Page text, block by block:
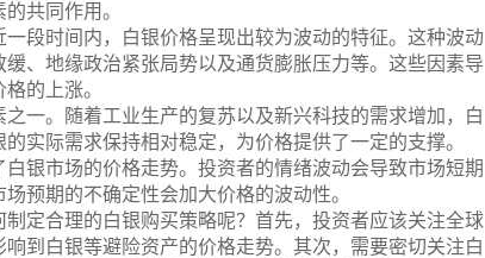
共同作用。
段时间内，白银价格呈现出较为波动的特征。这种波动
、地缘政治紧张局势以及通货膨胀压力等。这些因素导
的上涨。
一。随着工业生产的复苏以及新兴科技的需求增加，白
实际需求保持相对稳定，为价格提供了一定的支撑。
银市场的价格走势。投资者的情绪波动会导致市场短期
预期的不确定性会加大价格的波动性。
定合理的白银购买策略呢？首先，投资者应该关注全球
到白银等避险资产的价格走势。其次，需要密切关注白